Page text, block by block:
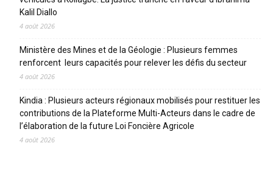
Kalil Diallo
4 août 2026
Ministère des Mines et de la Géologie : Plusieurs femmes
renforcent leurs capacités pour relever les défis du secteur
4 août 2026
Kindia : Plusieurs acteurs régionaux mobilisés pour restituer les
contributions de la Plateforme Multi-Acteurs dans le cadre de
l’élaboration de la future Loi Foncière Agricole
4 août 2026